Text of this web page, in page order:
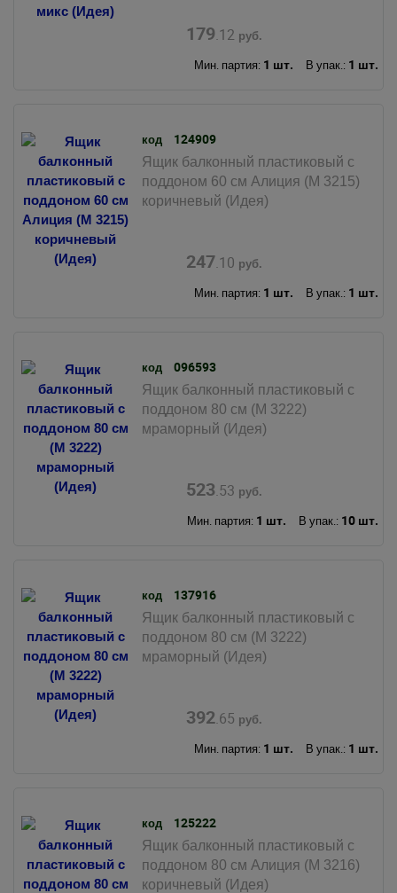
179.12 руб.
Мин. партия: 1 шт. В упак.: 1 шт.
код 124909
Ящик балконный пластиковый с
поддоном 60 см Алиция (М 3215)
коричневый (Идея)
247.10 руб.
Мин. партия: 1 шт. В упак.: 1 шт.
код 096593
Ящик балконный пластиковый с
поддоном 80 см (М 3222)
мраморный (Идея)
523.53 руб.
Мин. партия: 1 шт. В упак.: 10 шт.
код 137916
Ящик балконный пластиковый с
поддоном 80 см (М 3222)
мраморный (Идея)
392.65 руб.
Мин. партия: 1 шт. В упак.: 1 шт.
код 125222
Ящик балконный пластиковый с
поддоном 80 см Алиция (М 3216)
коричневый (Идея)